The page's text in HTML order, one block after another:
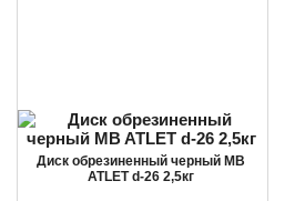
Диск обрезиненный черный MB
ATLET d-26 2,5кг